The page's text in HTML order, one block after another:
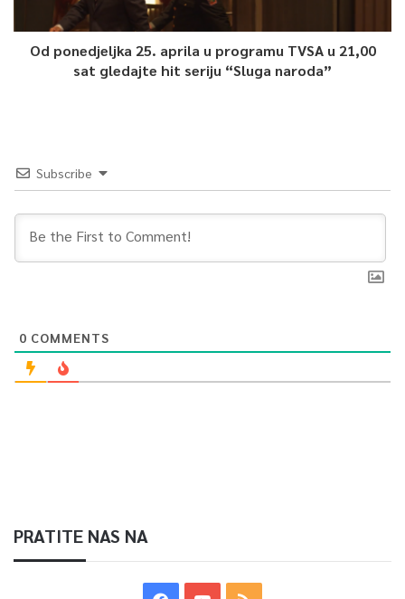
Od ponedjeljka 25. aprila u programu TVSA u 21,00
sat gledajte hit seriju “Sluga naroda”
Subscribe
0 COMMENTS
PRATITE NAS NA